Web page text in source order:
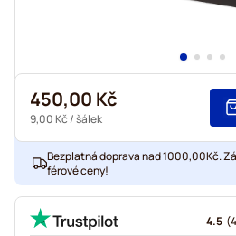
450,00 Kč
9,00 Kč / šálek
Bezplatná doprava nad 1000,00Kč.
férové ceny!
4.5 (